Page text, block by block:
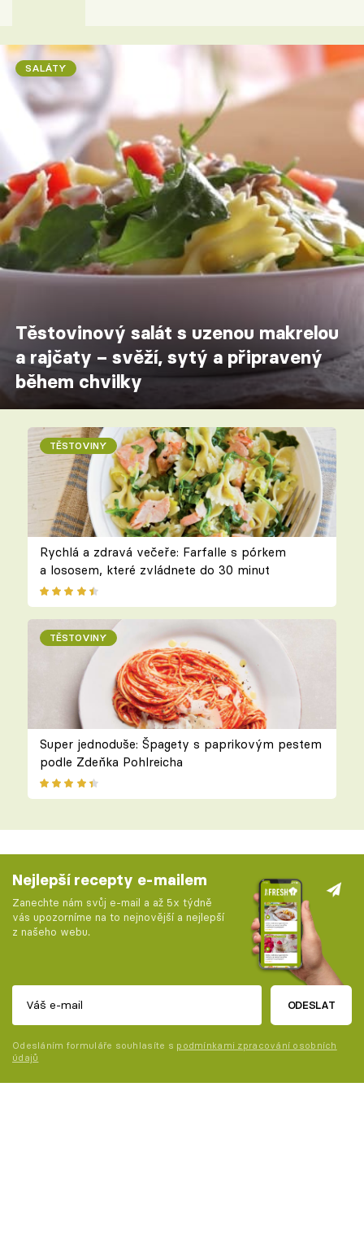
SALÁTY
Těstovinový salát s uzenou makrelou
a rajčaty – svěží, sytý a připravený
během chvilky
TĚSTOVINY
Rychlá a zdravá večeře: Farfalle s pórkem
a lososem, které zvládnete do 30 minut
TĚSTOVINY
Super jednoduše: Špagety s paprikovým pestem
podle Zdeňka Pohlreicha
Nejlepší recepty e-mailem
Zanechte nám svůj e-mail a až 5x týdně
vás upozorníme na to nejnovější a nejlepší
z našeho webu.
ODESLAT
Odesláním formuláře souhlasíte s podmínkami zpracování osobních
údajů